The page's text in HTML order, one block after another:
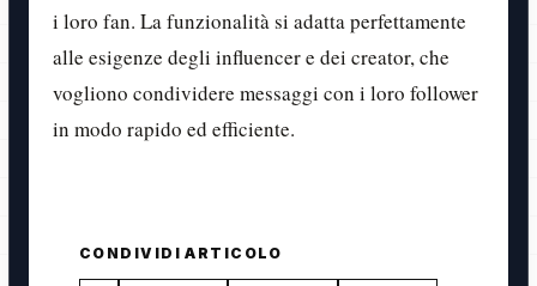
i loro fan. La funzionalità si adatta perfettamente
alle esigenze degli influencer e dei creator, che
vogliono condividere messaggi con i loro follower
in modo rapido ed efficiente.
CONDIVIDI ARTICOLO